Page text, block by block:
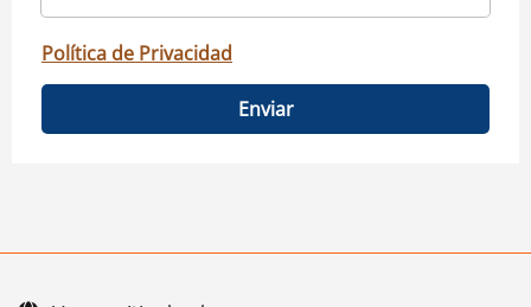
Política de Privacidad
Enviar